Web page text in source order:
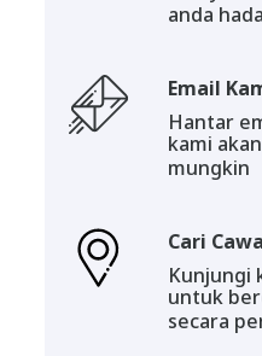
anda
Email
Hantar
kami
mungkin
Cari
Kunjungi
untuk
secara